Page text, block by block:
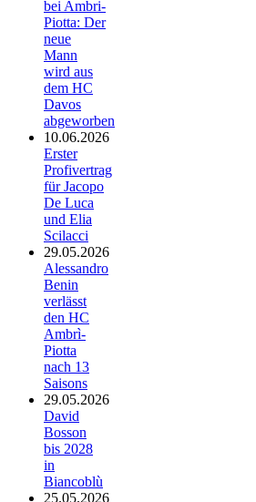
bei Ambri-
Piotta: Der
neue
Mann
wird aus
dem HC
Davos
abgeworben
10.06.2026
Erster
Profivertrag
für Jacopo
De Luca
und Elia
Scilacci
29.05.2026
Alessandro
Benin
verlässt
den HC
Ambrì-
Piotta
nach 13
Saisons
29.05.2026
David
Bosson
bis 2028
in
Biancoblù
25.05.2026